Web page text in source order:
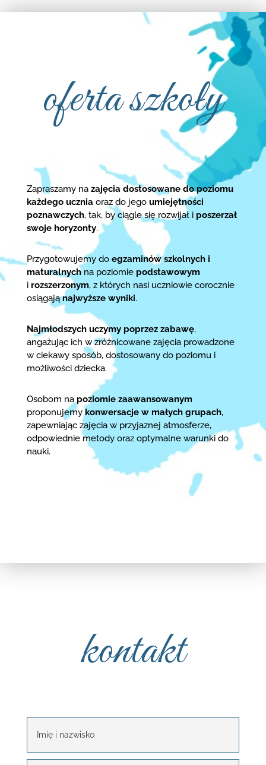
oferta szkoły
Zapraszamy nazajęcia dostosowane do poziomu
każdego ucznia oraz do jego umiejętności
poznawczych, tak, by ciągle się rozwijał i poszerzał
swoje horyzonty.
Przygotowujemy do egzaminów szkolnych i
maturalnychna poziomie podstawowym
i rozszerzonym, z których nasi uczniowie corocznie
osiągająnajwyższe wyniki.
Najmłodszych uczymy poprzez zabawę,
angażując ich w zróżnicowane zajęcia prowadzone
w ciekawy sposób, dostosowany do poziomu i
możliwości dziecka.
Osobom na poziomie zaawansowanym
proponujemykonwersacje w małych grupach,
zapewniając zajęcia w przyjaznej atmosferze,
odpowiednie metody oraz optymalne warunki do
nauki.
kontakt